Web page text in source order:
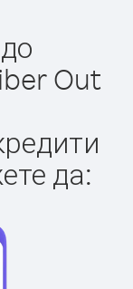
Out
да: